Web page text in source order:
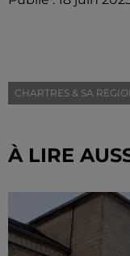
CHARTRES & SA
À LIRE